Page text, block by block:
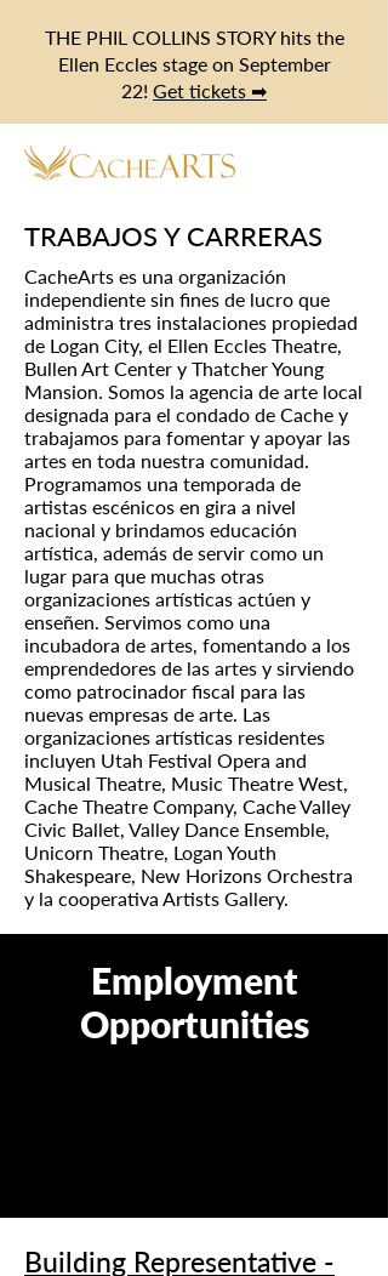
THE PHIL COLLINS STORY hits the
Ellen Eccles stage on September
22! Get tickets ➡
TRABAJOS Y CARRERAS
CacheArts es una organización
independiente sin fines de lucro que
administra tres instalaciones propiedad
de Logan City, el Ellen Eccles Theatre,
Bullen Art Center y Thatcher Young
Mansion. Somos la agencia de arte local
designada para el condado de Cache y
trabajamos para fomentar y apoyar las
artes en toda nuestra comunidad.
Programamos una temporada de
artistas escénicos en gira a nivel
nacional y brindamos educación
artística, además de servir como un
lugar para que muchas otras
organizaciones artísticas actúen y
enseñen. Servimos como una
incubadora de artes, fomentando a los
emprendedores de las artes y sirviendo
como patrocinador fiscal para las
nuevas empresas de arte. Las
organizaciones artísticas residentes
incluyen Utah Festival Opera and
Musical Theatre, Music Theatre West,
Cache Theatre Company, Cache Valley
Civic Ballet, Valley Dance Ensemble,
Unicorn Theatre, Logan Youth
Shakespeare, New Horizons Orchestra
y la cooperativa Artists Gallery.
Employment
Opportunities
Building Representative -